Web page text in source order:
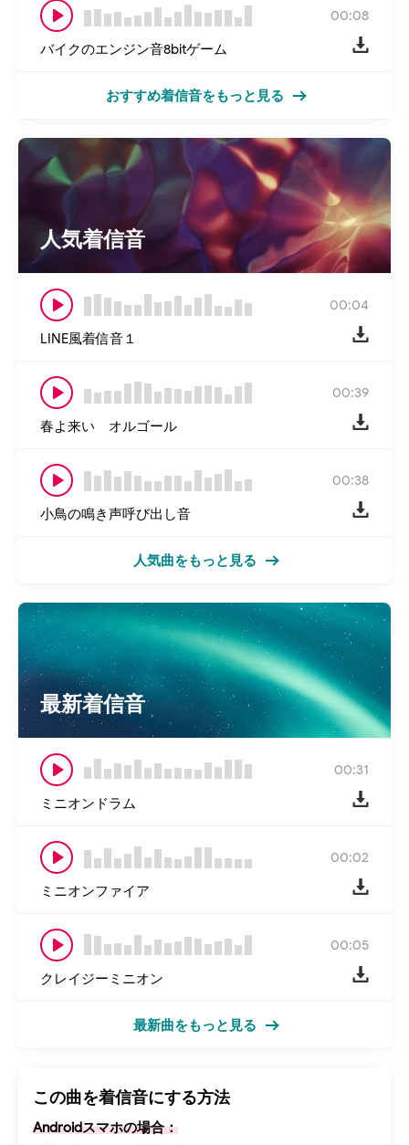
00:08
バイクのエンジン音8bitゲーム
おすすめ着信音をもっと見る
人気着信音
00:04
LINE風着信音１
00:39
春よ来い オルゴール
00:38
小鳥の鳴き声呼び出し音
人気曲をもっと見る
最新着信音
00:31
ミニオンドラム
00:02
ミニオンファイア
00:05
クレイジーミニオン
最新曲をもっと見る
この曲を着信音にする方法
Androidスマホの場合：